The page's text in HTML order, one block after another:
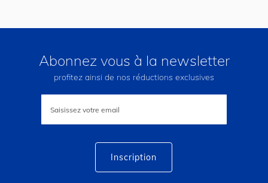
Abonnez vous à la newsletter
profitez ainsi de nos réductions exclusives
lettre
Inscription